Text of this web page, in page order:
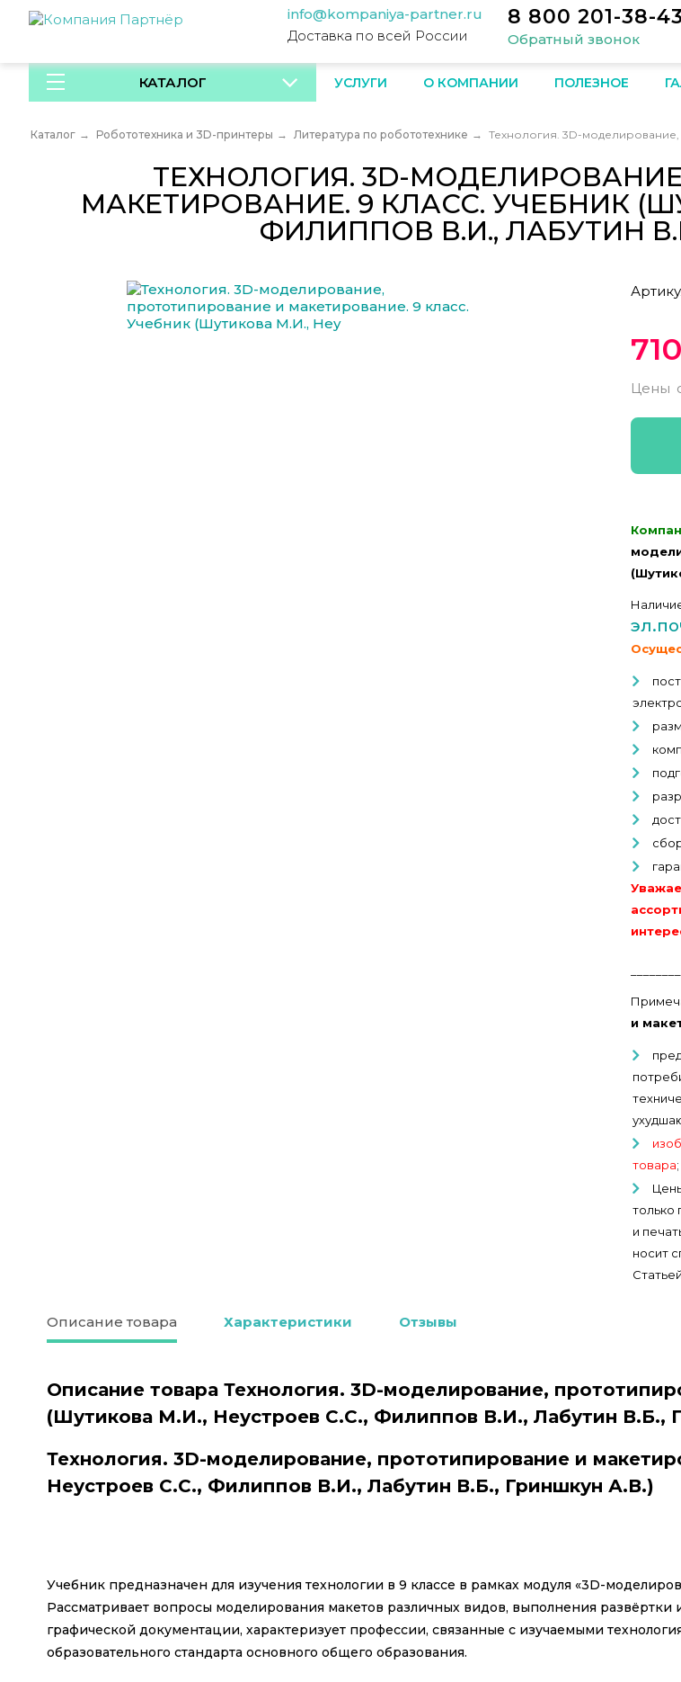
info@kompaniya-partner.ru
Доставка по всей России
8 800 201-38-43
Обратный звонок
КАТАЛОГ УСЛУГИ О КОМПАНИИ ПОЛЕЗНОЕ
Каталог → Робототехника и 3D-принтеры → Литература по робототехнике → Технология. 3D-
ТЕХНОЛОГИЯ. 3D-
МАКЕТИРОВАНИЕ. 9 КЛАСС. УЧЕБНИК
ФИЛИППОВ В.И., ЛАБУТИН
Цены
и
товара;
только
и
носит
Описание товара Характеристики Отзывы
Описание товара Технология. 3D-моделирование,
(Шутикова М.И., Неустроев С.С., Филиппов В.И., Лабутин В.Б.,
Технология. 3D-моделирование, прототипирование и
Неустроев С.С., Филиппов В.И., Лабутин В.Б., Гриншкун А.В.)
Учебник предназначен для изучения технологии в 9 классе в рамках модуля «3D-
Рассматривает вопросы моделирования макетов различных видов, выполнения развёртки
графической документации, характеризует профессии, связанные с изучаемыми
образовательного стандарта основного общего образования.